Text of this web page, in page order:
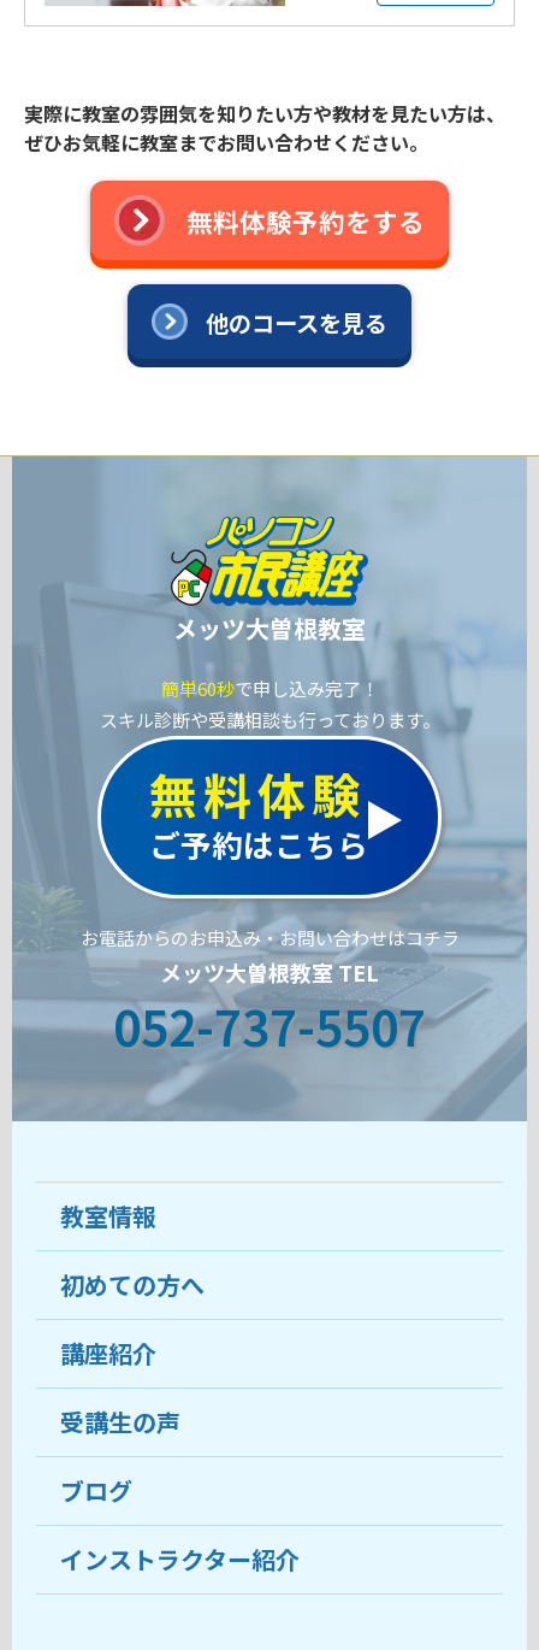
実際に教室の雰囲気を知りたい方や教材を見たい方は、
ぜひお気軽に教室までお問い合わせください。
無料体験予約をする
他のコースを見る
メッツ大曽根教室
簡単60秒で申し込み完了！
スキル診断や受講相談も行っております。
無料体験
ご予約はこちら
お電話からのお申込み・お問い合わせはコチラ
メッツ大曽根教室 TEL
052-737-5507
教室情報
教室について
受講生の声
おすすめ・人気の講座
目的から講座を探す
教室ブログ
初めての方へ
ココがおすすめ
料金
受講までの流れ
よくあるご質問
講座紹介
受講生の声
ブログ
インストラクター紹介